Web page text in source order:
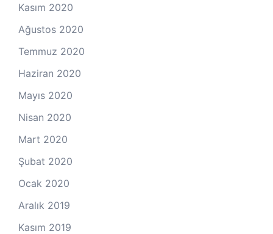
Kasım 2020
Ağustos 2020
Temmuz 2020
Haziran 2020
Mayıs 2020
Nisan 2020
Mart 2020
Şubat 2020
Ocak 2020
Aralık 2019
Kasım 2019